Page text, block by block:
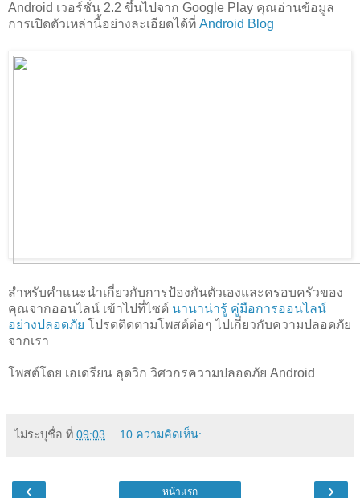
Android เวอร์ชั่น 2.2 ขึ้นไปจาก Google Play คุณอ่านข้อมูล
การเปิดตัวเหล่านี้อย่างละเอียดได้ที่ Android Blog
สำหรับคำแนะนำเกี่ยวกับการป้องกันตัวเองและครอบครัวของ
คุณจากออนไลน์ เข้าไปที่ไซต์ นานาน่ารู้ คู่มือการออนไลน์
อย่างปลอดภัย โปรดติดตามโพสต์ต่อๆ ไปเกี่ยวกับความปลอดภัย
จากเรา
โพสต์โดย เอเดรียน ลุดวิก วิศวกรความปลอดภัย Android
ไม่ระบุชื่อ ที่ 09:03 10 ความคิดเห็น:
‹ ›
หน้าแรก